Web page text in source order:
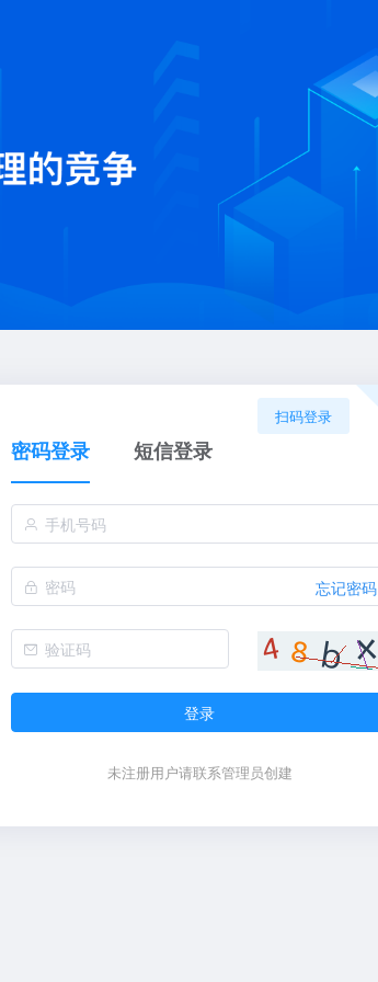
密码登录 短信登录
忘记密码
登录
未注册用户请联系管理员创建
扫码登录